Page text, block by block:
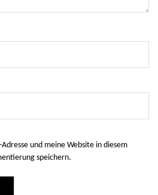
und meine Website in diesem
speichern.